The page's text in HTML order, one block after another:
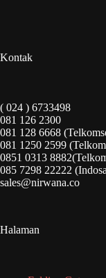
Kontak
( 024 ) 6733498
081 126 2300
081 128 6668
081 1250 2599
0851 0313
085 7298 22222
sales@nirwana.co
Halaman